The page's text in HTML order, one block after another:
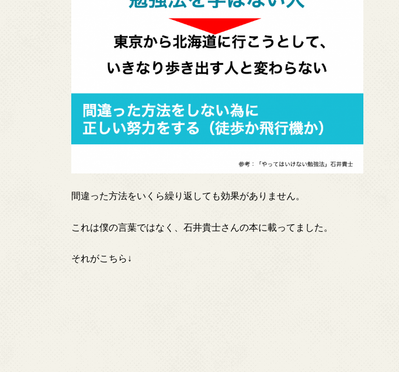
間違った方法をいくら繰り返しても効果がありません。
これは僕の言葉ではなく、石井貴士さんの本に載ってました。
それがこちら↓